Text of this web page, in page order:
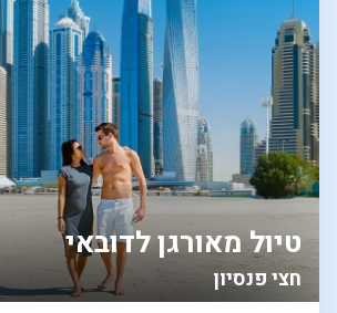
חצי פנסיון
טיול מאורגן לדובאי